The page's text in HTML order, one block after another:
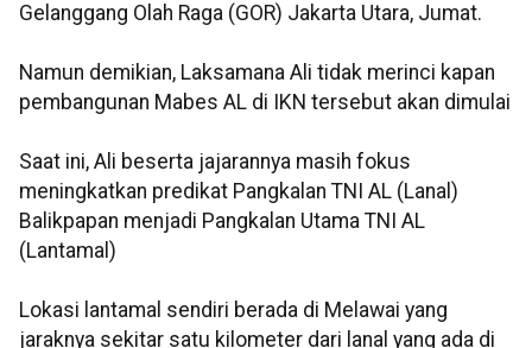
Gelanggang Olah Raga (GOR) Jakarta Utara, Jumat.
Namun demikian, Laksamana Ali tidak merinci kapan
pembangunan Mabes AL di IKN tersebut akan dimulai
Saat ini, Ali beserta jajarannya masih fokus
meningkatkan predikat Pangkalan TNI AL (Lanal)
Balikpapan menjadi Pangkalan Utama TNI AL
(Lantamal)
Lokasi lantamal sendiri berada di Melawai yang
jaraknya sekitar satu kilometer dari lanal yang ada di